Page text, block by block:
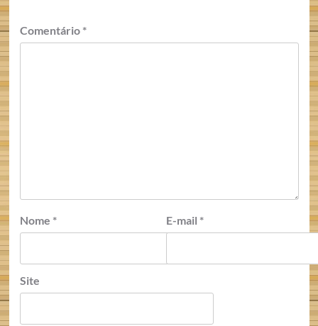
Comentário *
Nome * E-mail *
Site